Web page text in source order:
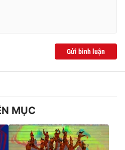
Gửi bình luận
MỤC